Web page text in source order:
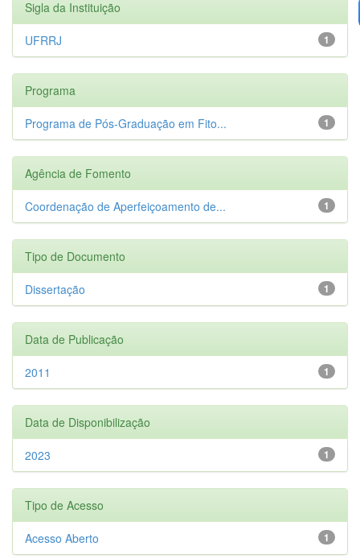
Sigla da Instituição
1
UFRRJ
Programa
1
Programa de Pós-Graduação em Fito...
Agência de Fomento
1
Coordenação de Aperfeiçoamento de...
Tipo de Documento
1
Dissertação
Data de Publicação
1
2011
Data de Disponibilização
1
2023
Tipo de Acesso
1
Acesso Aberto